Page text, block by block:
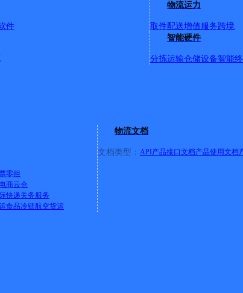
件
物流运力
取件配送增值服务跨境
智能硬件
分拣运输仓储设备智能
零担
电商云仓
快递关务服务
食品冷链航空货运
物流文档
文档类型： API产品接口文档产品使用文档
堤西岸()
40米大道、城关乡、拥军路、和平路、西环路、金城